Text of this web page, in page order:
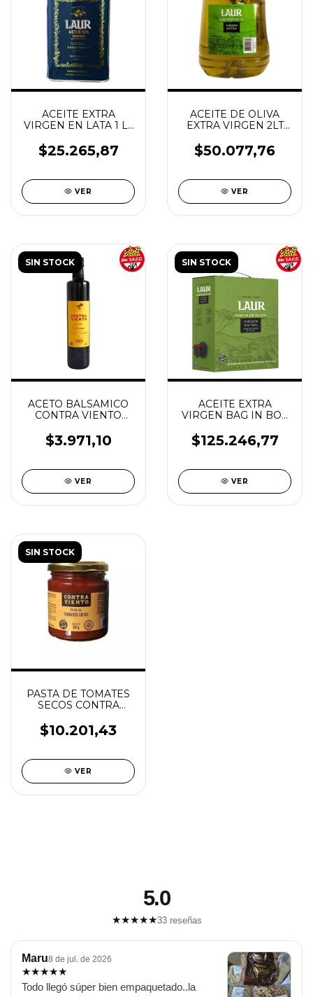
ACEITE EXTRA
VIRGEN EN LATA 1 LT
$25.265,87
VER
ACEITE DE OLIVA
EXTRA VIRGEN 2LT
$50.077,76
VER
SIN STOCK
ACETO BALSAMICO
CONTRA VIENTO
SIN TACC
$3.971,10
VER
SIN STOCK
ACEITE EXTRA
VIRGEN BAG IN BOX
$125.246,77
VER
SIN STOCK
PASTA DE TOMATES
SECOS CONTRA
TACC 180G
$10.201,43
VER
5.0
★★★★★33 reseñas
Maru8 de jul. de 2026
★★★★★
Todo llegó súper bien empaquetado..la